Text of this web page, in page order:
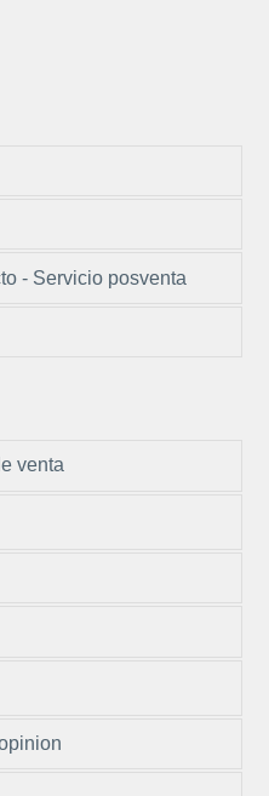
- Servicio posventa
venta